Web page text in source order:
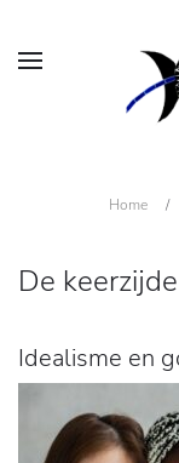
Home /
De
Idealisme en